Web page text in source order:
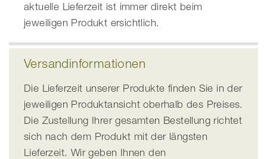
aktuelle Lieferzeit ist immer direkt beim
jeweiligen Produkt ersichtlich.
Versandinformationen
Die Lieferzeit unserer Produkte finden Sie in der
jeweiligen Produktansicht oberhalb des Preises.
Die Zustellung Ihrer gesamten Bestellung richtet
sich nach dem Produkt mit der längsten
Lieferzeit. Wir geben Ihnen den